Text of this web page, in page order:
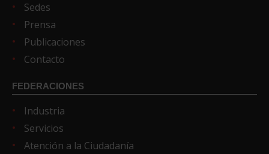
Sedes
Prensa
Publicaciones
Contacto
FEDERACIONES
Industria
Servicios
Atención a la Ciudadanía